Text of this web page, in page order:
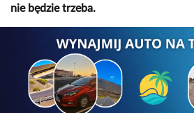
nie będzie trzeba.